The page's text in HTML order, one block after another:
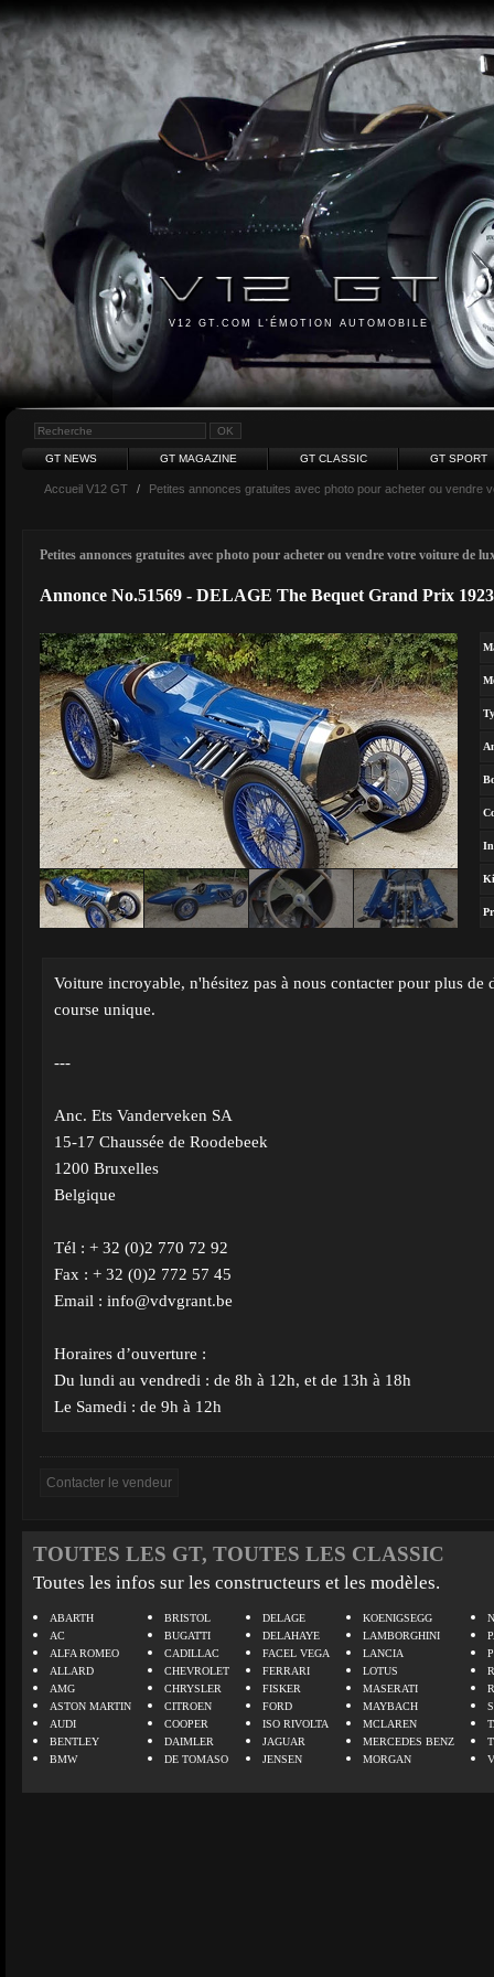
V12 GT.COM L'ÉMOTION AUTOMOBILE
GT NEWS GT MAGAZINE GT CLASSIC GT SPORT
Accueil V12 GT / Petites annonces gratuites avec photo pour acheter ou vendre
Petites annonces gratuites avec photo pour acheter ou vendre votre voiture de
Annonce No.51569 - DELAGE The Bequet Grand Prix 1923
Voiture incroyable, n'hésitez pas à nous contacter pour plus de
course unique.
---
Anc. Ets Vanderveken SA
15-17 Chaussée de Roodebeek
1200 Bruxelles
Belgique
Tél : + 32 (0)2 770 72 92
Fax : + 32 (0)2 772 57 45
Email : info@vdvgrant.be
Horaires d’ouverture :
Du lundi au vendredi : de 8h à 12h, et de 13h à 18h
Le Samedi : de 9h à 12h
TOUTES LES GT, TOUTES LES CLASSIC
Toutes les infos sur les constructeurs et les modèles.
ABARTH
AC
ALFA ROMEO
ALLARD
AMG
ASTON MARTIN
AUDI
BENTLEY
BMW
BRISTOL
BUGATTI
CADILLAC
CHEVROLET
CHRYSLER
CITROEN
COOPER
DAIMLER
DE TOMASO
DELAGE
DELAHAYE
FACEL VEGA
FERRARI
FISKER
FORD
ISO RIVOLTA
JAGUAR
JENSEN
KOENIGSEGG
LAMBORGHINI
LANCIA
LOTUS
MASERATI
MAYBACH
MCLAREN
MERCEDES BENZ
MORGAN